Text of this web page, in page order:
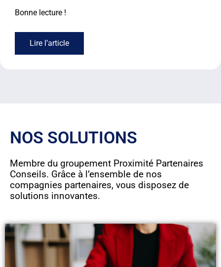
Bonne lecture !
Lire l’article
NOS SOLUTIONS
Membre du groupement Proximité Partenaires
Conseils. Grâce à l’ensemble de nos
compagnies partenaires, vous disposez de
solutions innovantes.